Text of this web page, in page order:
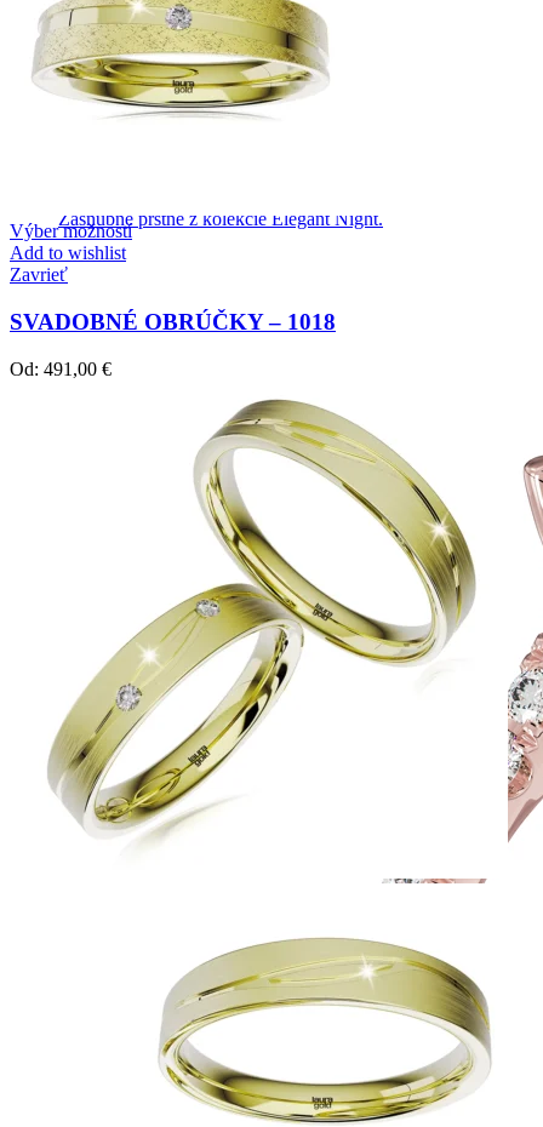
Zásnubné prstne z kolekcie Elegant Night.
Výber možností
Add to wishlist
Zavrieť
SVADOBNÉ OBRÚČKY – 1018
Od: 491,00 €